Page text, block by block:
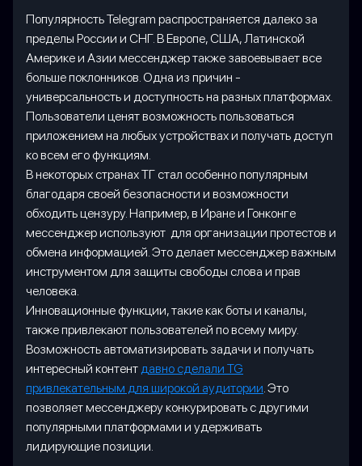
Популярность Telegram распространяется далеко за
пределы России и СНГ. В Европе, США, Латинской
Америке и Азии мессенджер также завоевывает все
больше поклонников. Одна из причин -
универсальность и доступность на разных платформах.
Пользователи ценят возможность пользоваться
приложением на любых устройствах и получать доступ
ко всем его функциям.
В некоторых странах ТГ стал особенно популярным
благодаря своей безопасности и возможности
обходить цензуру. Например, в Иране и Гонконге
мессенджер используют для организации протестов и
обмена информацией. Это делает мессенджер важным
инструментом для защиты свободы слова и прав
человека.
Инновационные функции, такие как боты и каналы,
также привлекают пользователей по всему миру.
Возможность автоматизировать задачи и получать
интересный контент давно сделали TG
привлекательным для широкой аудитории . Это
позволяет мессенджеру конкурировать с другими
популярными платформами и удерживать
лидирующие позиции.